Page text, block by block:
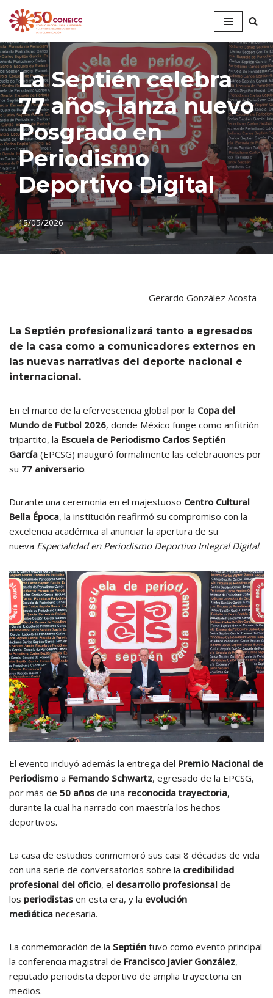
Saltar
al
contenido
La Septién celebra
77 años, lanza nuevo
Posgrado en
Periodismo
Deportivo Digital
15/05/2026
– Gerardo González Acosta –
La Septién profesionalizará tanto a egresados
de la casa como a comunicadores externos en
las nuevas narrativas del deporte nacional e
internacional.
En el marco de la efervescencia global por la Copa del
Mundo de Futbol 2026, donde México funge como anfitrión
tripartito, la Escuela de Periodismo Carlos Septién
García (EPCSG) inauguró formalmente las celebraciones por
su 77 aniversario.
Durante una ceremonia en el majestuoso Centro Cultural
Bella Época, la institución reafirmó su compromiso con la
excelencia académica al anunciar la apertura de su
nueva Especialidad en Periodismo Deportivo Integral Digital.
El evento incluyó además la entrega del Premio Nacional de
Periodismoa Fernando Schwartz, egresado de la EPCSG,
por más de 50 años de una reconocida trayectoria,
durante la cual ha narrado con maestría los hechos
deportivos.
La casa de estudios conmemoró sus casi 8 décadas de vida
con una serie de conversatorios sobre la credibilidad
profesional del oficio, el desarrollo profesionsal de
los periodistas en esta era, y la evolución
mediática necesaria.
La conmemoración de la Septién tuvo como evento principal
la conferencia magistral de Francisco Javier González,
reputado periodista deportivo de amplia trayectoria en
medios.